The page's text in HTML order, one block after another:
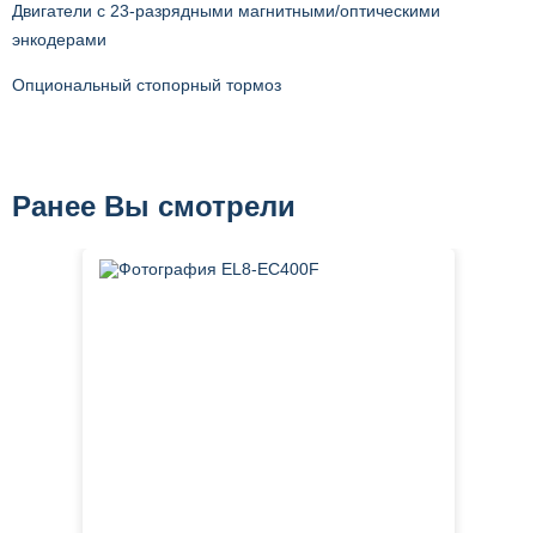
Двигатели с 23-разрядными магнитными/оптическими
энкодерами
Опциональный стопорный тормоз
Ранее Вы смотрели